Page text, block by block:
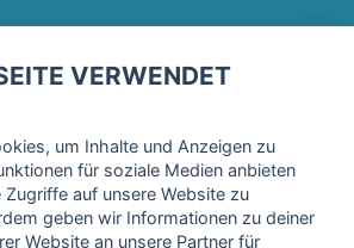
Newsletter ein und erhalte regelmäßig
meiner Daten, wie in der
VERWENDET
um Inhalte und Anzeigen zu
für soziale Medien anbieten
Zugriffe auf unsere Website zu
geben wir Informationen zu deiner
Website an unsere Partner für